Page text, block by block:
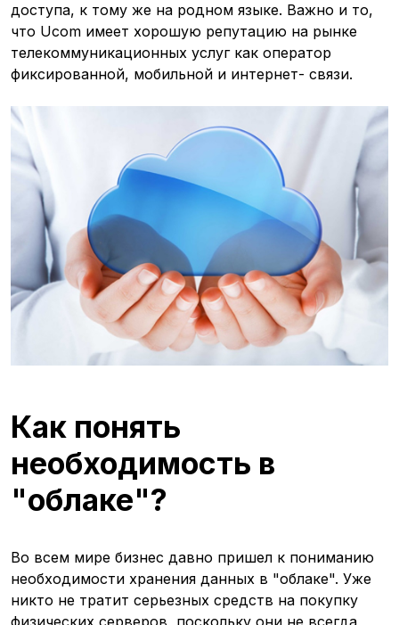
доступа, к тому же на родном языке. Важно и то,
что Ucom имеет хорошую репутацию на рынке
телекоммуникационных услуг как оператор
фиксированной, мобильной и интернет- связи.
Как понять
необходимость в
"облаке"?
Во всем мире бизнес давно пришел к пониманию
необходимости хранения данных в "облаке". Уже
никто не тратит серьезных средств на покупку
физических серверов, поскольку они не всегда